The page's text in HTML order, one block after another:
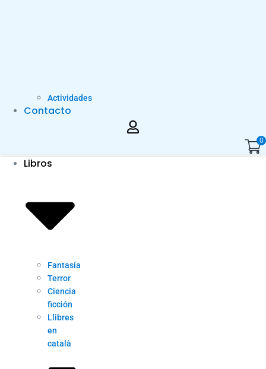
Actividades
Contacto
0
Libros
Fantasía
Terror
Ciencia
ficción
Llibres
en
català